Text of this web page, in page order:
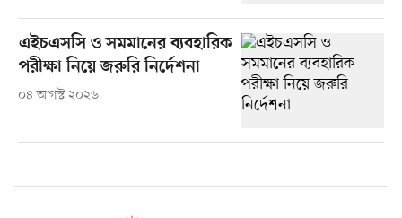
এইচএসসি ও সমমানের ব্যবহারিক
পরীক্ষা নিয়ে জরুরি নির্দেশনা
০৪ আগস্ট ২০২৬